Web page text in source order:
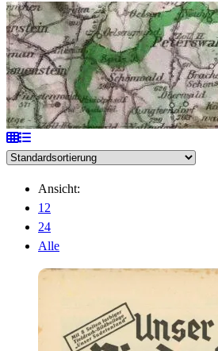
durchsuchen
Ansicht:
12
24
Alle